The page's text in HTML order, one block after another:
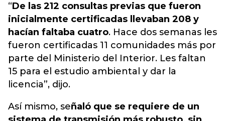
“De las 212 consultas previas que fueron
inicialmente certificadas llevaban 208 y
hacían faltaba cuatro. Hace dos semanas les
fueron certificadas 11 comunidades más por
parte del Ministerio del Interior. Les faltan
15 para el estudio ambiental y dar la
licencia”, dijo.
Así mismo, señaló que se requiere de un